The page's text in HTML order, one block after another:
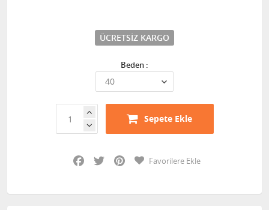
ÜCRETSIZ KARGO
Beden :
Sepete Ekle
Facebook
Twitter PinterestFavorilere Ekle